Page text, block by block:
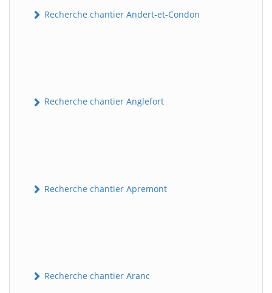
Recherche chantier Andert-et-Condon
Recherche chantier Anglefort
Recherche chantier Apremont
Recherche chantier Aranc